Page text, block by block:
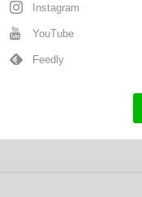
Instagram
YouTube
Feedly